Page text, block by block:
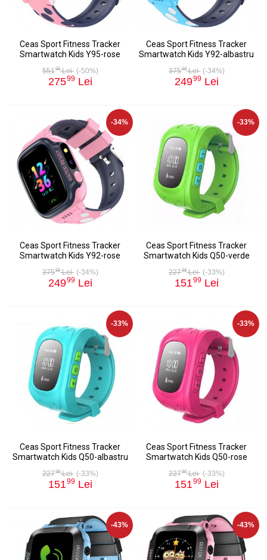
Ceas Sport Fitness Tracker
Smartwatch Kids Y95-rose
55198Lei (-50%)
27599 Lei
Ceas Sport Fitness Tracker
Smartwatch Kids Y92-albastru
37598Lei (-34%)
24999 Lei
-34%
Ceas Sport Fitness Tracker
Smartwatch Kids Y92-rose
37598Lei (-34%)
24999 Lei
-33%
Ceas Sport Fitness Tracker
Smartwatch Kids Q50-verde
22798Lei (-33%)
15199 Lei
-33%
Ceas Sport Fitness Tracker
Smartwatch Kids Q50-albastru
22798Lei (-33%)
15199 Lei
-33%
Ceas Sport Fitness Tracker
Smartwatch Kids Q50-rose
22798Lei (-33%)
15199 Lei
-43% -43%